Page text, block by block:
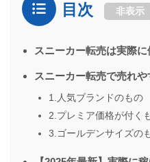
目次 非表示
スニーカー転売は実際
スニーカー転売で売れ
1.人気ブランドのもの
2.プレミア価格が付く
3.ゴールデンサイズの